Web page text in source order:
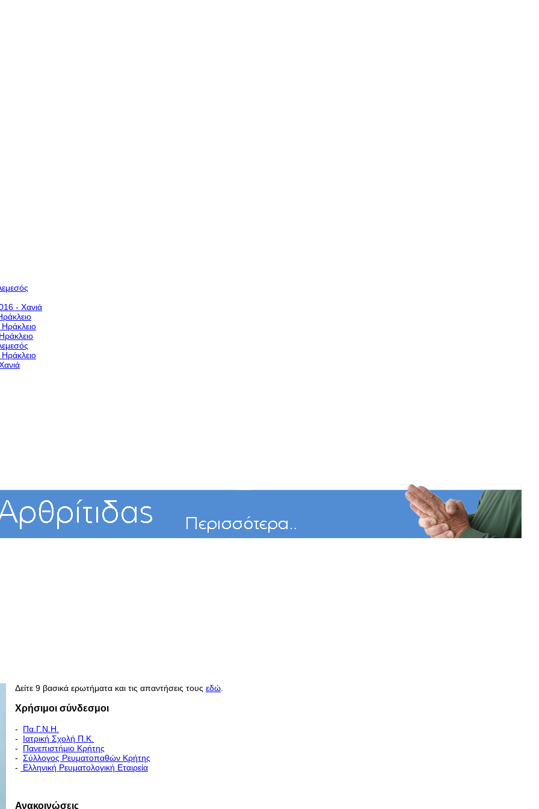
- Χανιά
Δείτε 9 βασικά ερωτήματα και τις απαντήσεις τους εδώ
Χρήσιμοι σύνδεσμοι
- Πα.Γ.Ν.Η.
- Ιατρική Σχολή Π.Κ.
- Πανεπιστήμιο Κρήτης
- Σύλλογος Ρευματοπαθών Κρήτης
-
Ελληνική Ρευματολογική Εταιρεία
Ανακοινώσεις